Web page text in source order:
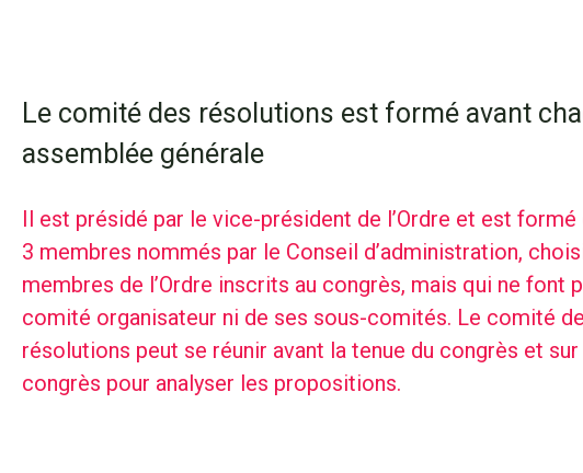
Le comité des résolutions est formé avant
assemblée générale
Il est présidé par le vice-président de l’Ordre et est formé
3 membres nommés par le Conseil d’administration,
membres de l’Ordre inscrits au congrès, mais qui ne font
comité organisateur ni de ses sous-comités. Le comité
résolutions peut se réunir avant la tenue du congrès et
congrès pour analyser les propositions.